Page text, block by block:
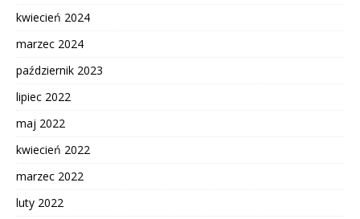
kwiecień 2024
marzec 2024
październik 2023
lipiec 2022
maj 2022
kwiecień 2022
marzec 2022
luty 2022